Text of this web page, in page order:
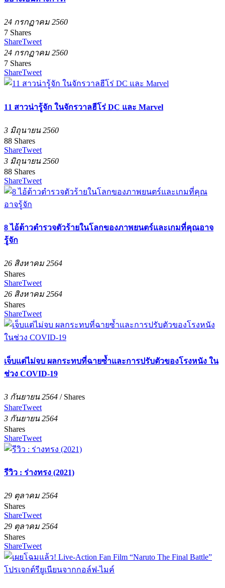
24 กรกฏาคม 2560
7 Shares
ShareTweet
24 กรกฏาคม 2560
7 Shares
ShareTweet
11 สาวน่ารู้จัก ในจักรวาลฮีโร่ DC และ Marvel
3 มิถุนายน 2560
88 Shares
ShareTweet
3 มิถุนายน 2560
88 Shares
ShareTweet
8 ไอ้ต้าวตำรวจตัวร้ายในโลกของภาพยนตร์และเกมที่คุณอาจ
รู้จัก
26 สิงหาคม 2564
Shares
ShareTweet
26 สิงหาคม 2564
Shares
ShareTweet
เจ็บแต่ไม่จบ ผลกระทบที่ฉายซ้ำและการปรับตัวของโรงหนัง ใน
ช่วง COVID-19
3 กันยายน 2564 / Shares
ShareTweet
3 กันยายน 2564
Shares
ShareTweet
รีวิว : ร่างทรง (2021)
29 ตุลาคม 2564
Shares
ShareTweet
29 ตุลาคม 2564
Shares
ShareTweet